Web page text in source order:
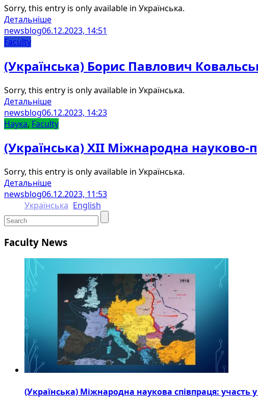
Sorry, this entry is only available in Українська.
Детальніше
newsblog06.12.2023, 14:51
Faculty
(Українська) Борис Павлович
Sorry, this entry is only available in Українська.
Детальніше
newsblog06.12.2023, 14:23
Наука, Faculty
(Українська) ХІІ Міжнародна
Sorry, this entry is only available in Українська.
Детальніше
newsblog06.12.2023, 11:53
Українська English
Faculty News
(Українська) Міжнародна наукова співпраця: участь